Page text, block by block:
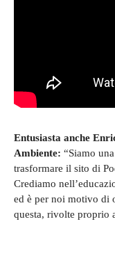
Entusiasta anche
Ambiente: “Siamo
trasformare il sito di
Crediamo
ed è per noi motivo di
questa, rivolte proprio